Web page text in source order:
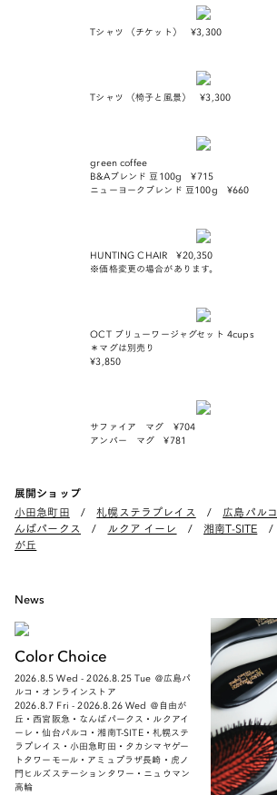
Tシャツ （チケット） ¥3,300
Tシャツ （椅子と風景） ¥3,300
green coffee
B&Aブレンド 豆100g ¥715
ニューヨークブレンド 豆100g ¥660
HUNTING CHAIR ¥20,350
※価格変更の場合があります。
OCT ブリューワージャグセット 4cups
＊マグは別売り
¥3,850
サファイア マグ ¥704
アンバー マグ ¥781
展開ショップ
小田急町田 /札幌ステラプレイス /広島パルコ
んばパークス
/ ルクア イーレ /湘南T-SITE /
が丘
News
Color Choice
2026.8.5 Wed - 2026.8.25 Tue ＠広島パ
ルコ・オンラインストア
2026.8.7 Fri - 2026.8.26 Wed ＠自由が
丘・西宮阪急・なんばパークス・ルクアイ
ーレ・仙台パルコ・湘南T-SITE・札幌ステ
ラプレイス・小田急町田・タカシマヤゲー
トタワーモール・アミュプラザ長崎・虎ノ
門ヒルズステーションタワー・ニュウマン
高輪